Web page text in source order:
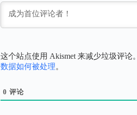
这个站点使用 Akismet 来减少垃圾评论。
数据如何被处理。
0 评论